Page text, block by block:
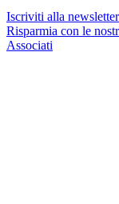
Iscriviti alla newsletter
Risparmia con le
Associati